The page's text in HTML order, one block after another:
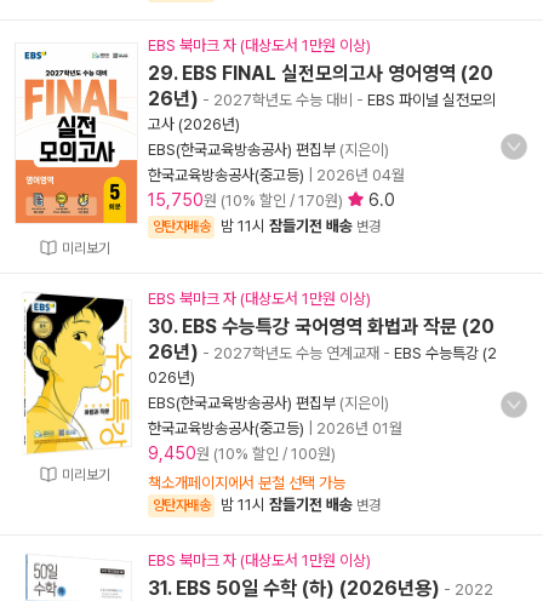
미리보기
EBS 북마크 자 (대상도서 1만원 이상)
29. EBS FINAL 실전모의고사 영어영역 (20
26년) - 2027학년도 수능 대비 - EBS 파이널 실전모의
고사 (2026년)
EBS(한국교육방송공사) 편집부 (지은이)
한국교육방송공사(중고등)
2026년 04월
15,750원 (10% 할인 / 170원) 6.0
양탄자배송 밤 11시 잠들기전 배송 변경
미리보기
EBS 북마크 자 (대상도서 1만원 이상)
30. EBS 수능특강 국어영역 화법과 작문 (20
26년) - 2027학년도 수능 연계교재 - EBS 수능특강 (2
026년)
EBS(한국교육방송공사) 편집부 (지은이)
한국교육방송공사(중고등)
2026년 01월
9,450원 (10% 할인 / 100원)
책소개페이지에서 분철 선택 가능
양탄자배송 밤 11시 잠들기전 배송 변경
EBS 북마크 자 (대상도서 1만원 이상)
31. EBS 50일 수학 (하) (2026년용) - 2022